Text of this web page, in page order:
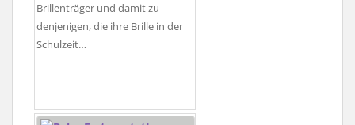
Brillenträger und damit zu
denjenigen, die ihre Brille in der
Schulzeit…